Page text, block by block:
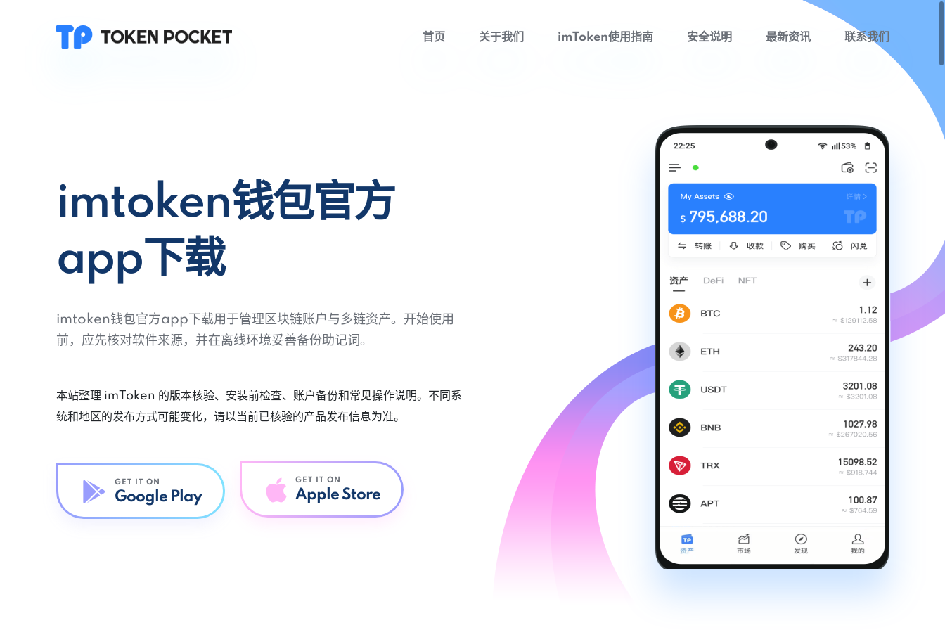
首页 关于我们 imToken使用指南 安全说明 最新资讯 联系我们
imtoken钱包官方
app下载
imtoken钱包官方app下载用于管理区块链账户与多链资产。开始使用
前，应先核对软件来源，并在离线环境妥善备份助记词。
本站整理 imToken 的版本核验、安装前检查、账户备份和常见操作说明。不同系
统和地区的发布方式可能变化，请以当前已核验的产品发布信息为准。
GET IT ON
Google Play
GET IT ON
Apple Store